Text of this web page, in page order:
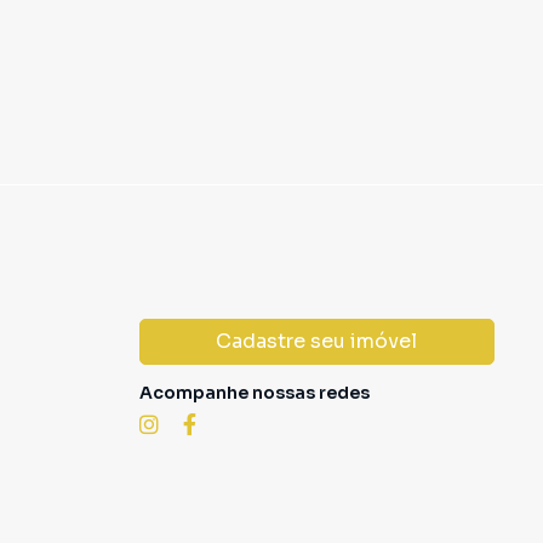
Cadastre seu imóvel
Acompanhe nossas redes